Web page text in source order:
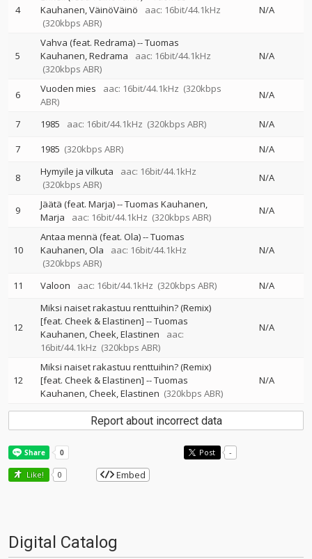
4
Kauhanen VäinöVäinö
aac: 16bit/44.1kHz
(320kbps ABR)
N/A
5
Vahva (feat. Redrama)--Tuomas
Kauhanen Redrama
aac: 16bit/44.1kHz
(320kbps ABR)
N/A
6 Vuoden mies aac: 16bit/44.1kHz (320kbps
ABR)
N/A
7 1985 aac: 16bit/44.1kHz (320kbps ABR)
N/A
7
1985 (320kbps ABR) N/A
8 Hymyile ja vilkuta
aac: 16bit/44.1kHz
(320kbps ABR)
N/A
9 Jäätä (feat. Marja)--Tuomas Kauhanen
Marja
aac: 16bit/44.1kHz (320kbps ABR)
N/A
10
Antaa mennä (feat. Ola)--Tuomas
Kauhanen Ola
aac: 16bit/44.1kHz
(320kbps ABR)
N/A
11 Valoon aac: 16bit/44.1kHz (320kbps ABR) N/A
12
Miksi naiset rakastuu renttuihin? (Remix)
[feat. Cheek & Elastinen] --Tuomas
Kauhanen Cheek Elastinen
aac:
16bit/44.1kHz (320kbps ABR)
N/A
12
Miksi naiset rakastuu renttuihin? (Remix)
[feat. Cheek & Elastinen] --Tuomas
Kauhanen Cheek Elastinen (320kbps ABR)
N/A
Report about incorrect data
Post -
Like! 0 Embed
Digital Catalog